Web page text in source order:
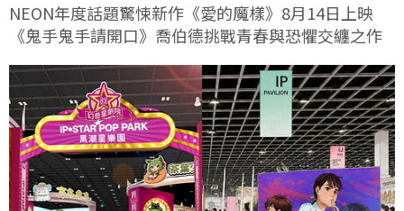
NEON年度話題驚悚新作《愛的魔樣》8月14日上映
《鬼手鬼手請開口》喬伯德挑戰青春與恐懼交纏之作